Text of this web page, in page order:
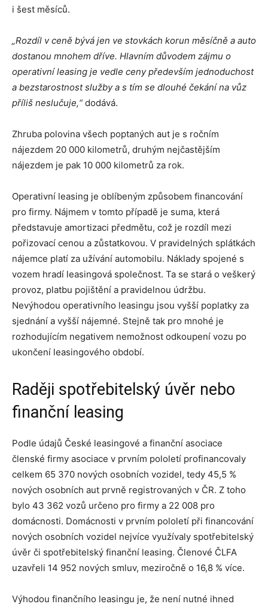
i šest měsíců.
„Rozdíl v ceně bývá jen ve stovkách korun měsíčně a auto
dostanou mnohem dříve. Hlavním důvodem zájmu o
operativní leasing je vedle ceny především jednoduchost
a bezstarostnost služby a s tím se dlouhé čekání na vůz
příliš neslučuje,“dodává.
Zhruba polovina všech poptaných aut je s ročním
nájezdem 20 000 kilometrů, druhým nejčastějším
nájezdem je pak 10 000 kilometrů za rok.
Operativní leasing je oblíbeným způsobem financování
pro firmy. Nájmem v tomto případě je suma, která
představuje amortizaci předmětu, což je rozdíl mezi
pořizovací cenou a zůstatkovou. V pravidelných splátkách
nájemce platí za užívání automobilu. Náklady spojené s
vozem hradí leasingová společnost. Ta se stará o veškerý
provoz, platbu pojištění a pravidelnou údržbu.
Nevýhodou operativního leasingu jsou vyšší poplatky za
sjednání a vyšší nájemné. Stejně tak pro mnohé je
rozhodujícím negativem nemožnost odkoupení vozu po
ukončení leasingového období.
Raději spotřebitelský úvěr nebo
finanční leasing
Podle údajů České leasingové a finanční asociace
členské firmy asociace v prvním pololetí profinancovaly
celkem 65 370 nových osobních vozidel, tedy 45,5 %
nových osobních aut prvně registrovaných v ČR. Z toho
bylo 43 362 vozů určeno pro firmy a 22 008 pro
domácnosti. Domácnosti v prvním pololetí při financování
nových osobních vozidel nejvíce využívaly spotřebitelský
úvěr či spotřebitelský finanční leasing. Členové ČLFA
uzavřeli 14 952 nových smluv, meziročně o 16,8 % více.
Výhodou finančního leasingu je, že není nutné ihned